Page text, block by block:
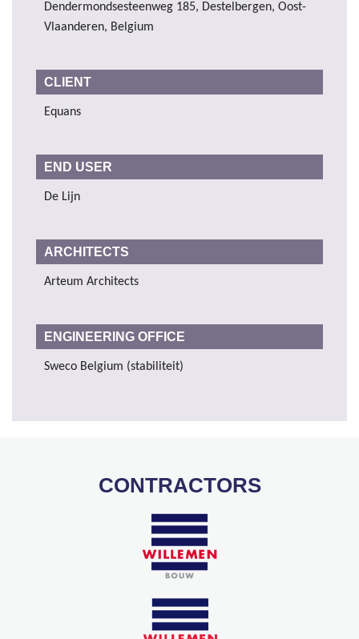
Dendermondsesteenweg 185, Destelbergen, Oost-
Vlaanderen, Belgium
CLIENT
Equans
END USER
De Lijn
ARCHITECTS
Arteum Architects
ENGINEERING OFFICE
Sweco Belgium (stabiliteit)
CONTRACTORS